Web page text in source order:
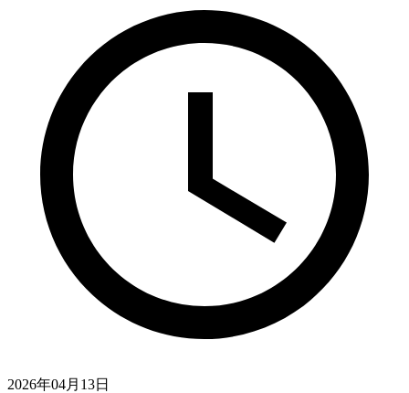
2026年04月13日